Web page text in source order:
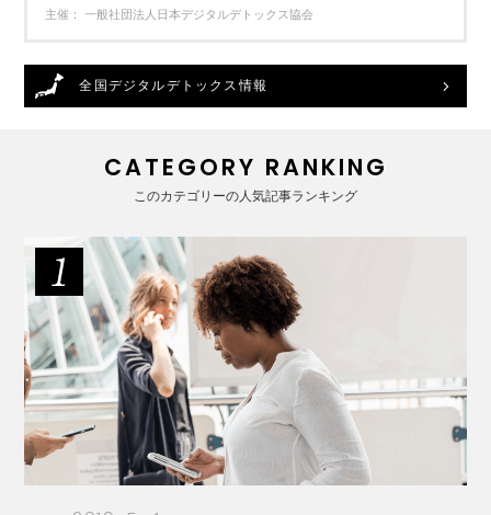
主催： 一般社団法人日本デジタルデトックス協会
全国デジタルデトックス情報
CATEGORY RANKING
このカテゴリーの人気記事ランキング